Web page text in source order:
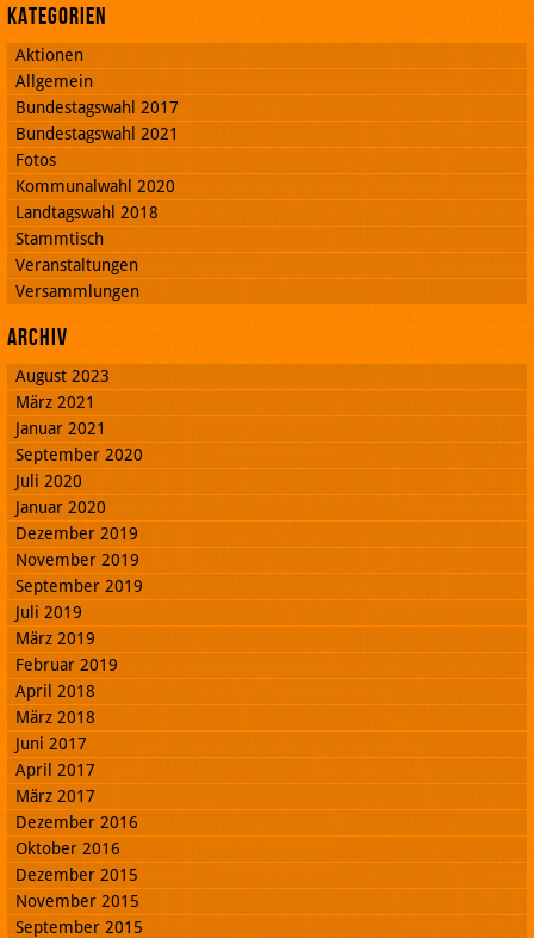
Kategorien
Aktionen
Allgemein
Bundestagswahl 2017
Bundestagswahl 2021
Fotos
Kommunalwahl 2020
Landtagswahl 2018
Stammtisch
Veranstaltungen
Versammlungen
Archiv
August 2023
März 2021
Januar 2021
September 2020
Juli 2020
Januar 2020
Dezember 2019
November 2019
September 2019
Juli 2019
März 2019
Februar 2019
April 2018
März 2018
Juni 2017
April 2017
März 2017
Dezember 2016
Oktober 2016
Dezember 2015
November 2015
September 2015